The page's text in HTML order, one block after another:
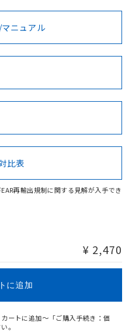
だく前に、以下を必ずお読
Cd Cr(VI)
能性があります。
ニュアル
比表
再輸出規制に関する見解が入手でき
¥ 2,470
に追加
ートに追加～「ご購入手続き：価
。